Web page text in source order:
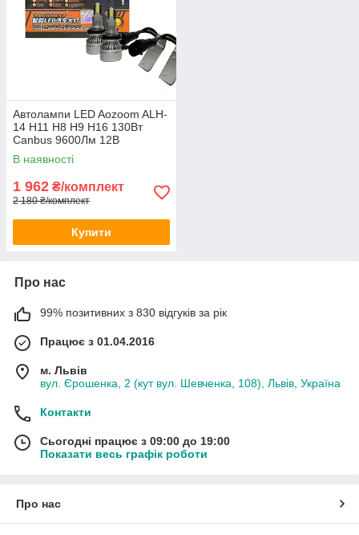
Автолампи LED Aozoom ALH-
14 H11 H8 H9 H16 130Вт
Canbus 9600Лм 12В
В наявності
1 962 ₴/комплект
2 180 ₴/комплект
Купити
Про нас
99% позитивних з 830 відгуків за рік
Працює з 01.04.2016
м. Львів
вул. Єрошенка, 2 (кут вул. Шевченка, 108), Львів, Україна
Контакти
Сьогодні працює з 09:00 до 19:00
Показати весь графік роботи
Про нас